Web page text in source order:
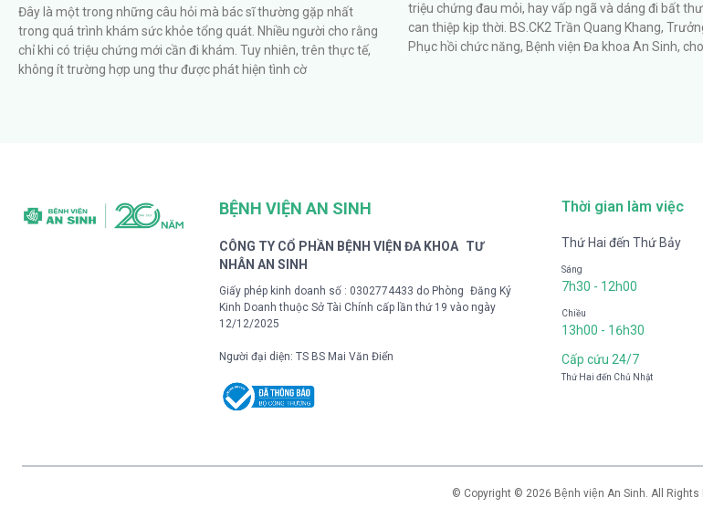
Đây là một trong những câu hỏi mà bác sĩ thường gặp nhất
trong quá trình khám sức khỏe tổng quát. Nhiều người cho rằng
chỉ khi có triệu chứng mới cần đi khám. Tuy nhiên, trên thực tế,
không ít trường hợp ung thư được phát hiện tình cờ
triệu chứng đau mỏi, hay vấp ngã và dáng đi bất
can thiệp kịp thời. BS.CK2 Trần Quang Khang,
Phục hồi chức năng, Bệnh viện Đa khoa An Sinh,
BỆNH VIỆN AN SINH
CÔNG TY CỔ PHẦN BỆNH VIỆN ĐA KHOA TƯ
NHÂN AN SINH
Giấy phép kinh doanh số : 0302774433 do Phòng Đăng Ký
Kinh Doanh thuộc Sở Tài Chính cấp lần thứ 19 vào ngày
12/12/2025
Người đại diện: TS BS Mai Văn Điển
Thời gian làm việc
Thứ Hai đến Thứ Bảy
Sáng
7h30 - 12h00
Chiều
13h00 - 16h30
Cấp cứu 24/7
Thứ Hai đến Chủ Nhật
© Copyright © 2026 Bệnh viện An Sinh. All Rights